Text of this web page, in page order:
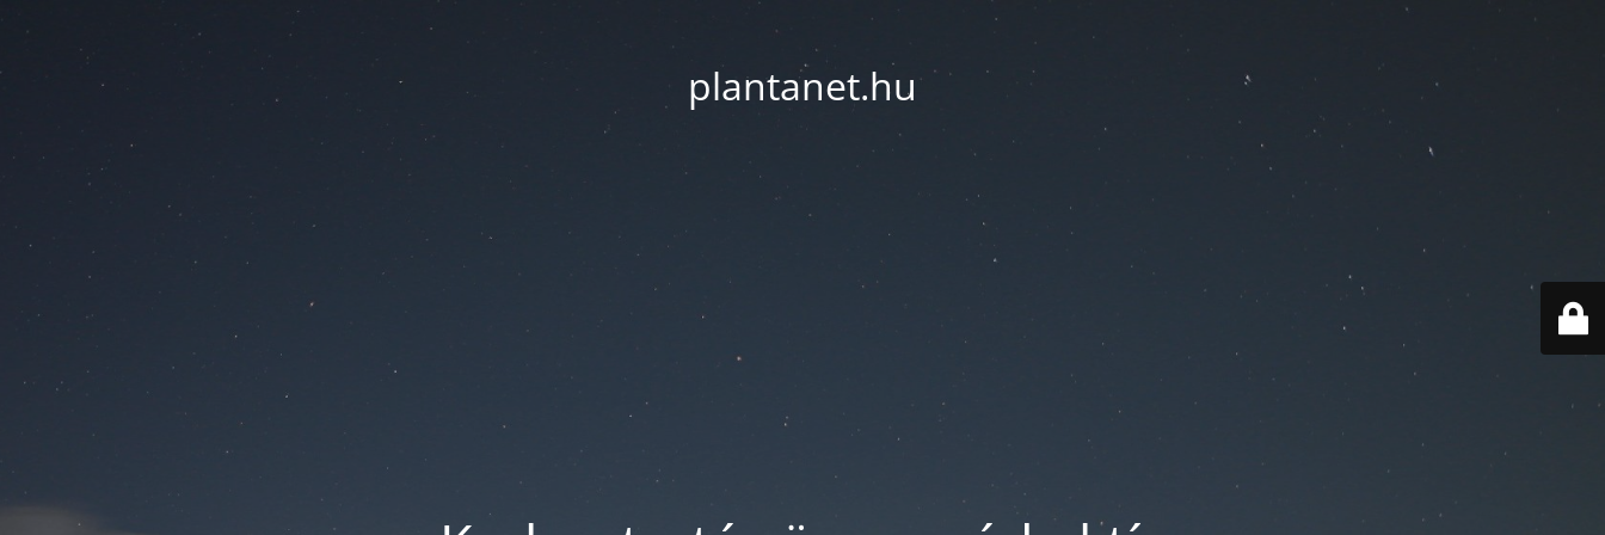
plantanet.hu